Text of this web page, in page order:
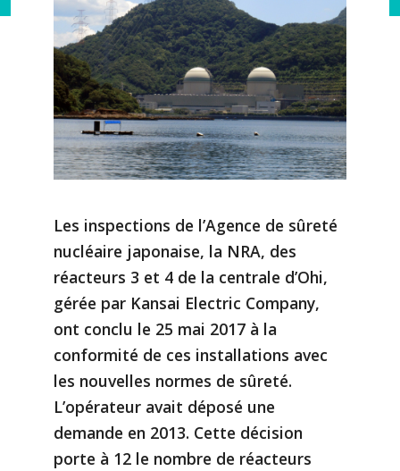
Les inspections de l’Agence de sûreté
nucléaire japonaise, la NRA, des
réacteurs 3 et 4 de la centrale d’Ohi,
gérée par Kansai Electric Company,
ont conclu le 25 mai 2017 à la
conformité de ces installations avec
les nouvelles normes de sûreté.
L’opérateur avait déposé une
demande en 2013. Cette décision
porte à 12 le nombre de réacteurs